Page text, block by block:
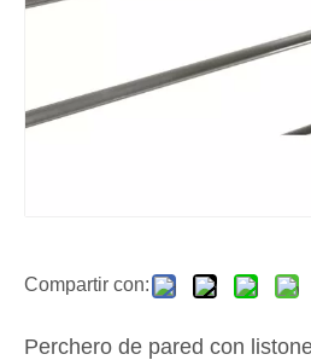
Compartir con:
Perchero de pared con